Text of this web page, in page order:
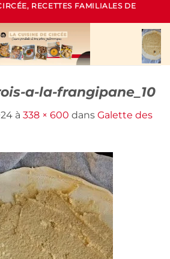
RECETTES FAMILIALES DE
a-la-frangipane_10
à 338 × 600 dans Galette des